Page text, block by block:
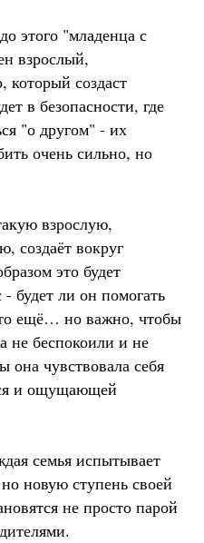
этого "младенца с
взрослый,
создаст
в безопасности, где
"о другом" - их
очень сильно, но
взрослую,
создаёт вокруг
это будет
будет ли он помогать
ещё… но важно, чтобы
не беспокоили и не
чувствовала себя
и ощущающей
семья испытывает
новую ступень своей
не просто парой